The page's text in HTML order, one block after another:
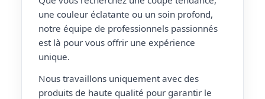
une couleur éclatante ou un soin profond,
notre équipe de professionnels passionnés
est là pour vous offrir une expérience
unique.
Nous travaillons uniquement avec des
produits de haute qualité pour garantir le